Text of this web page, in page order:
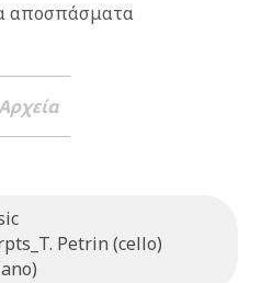
αποσπάσματα
Petrin (cello)